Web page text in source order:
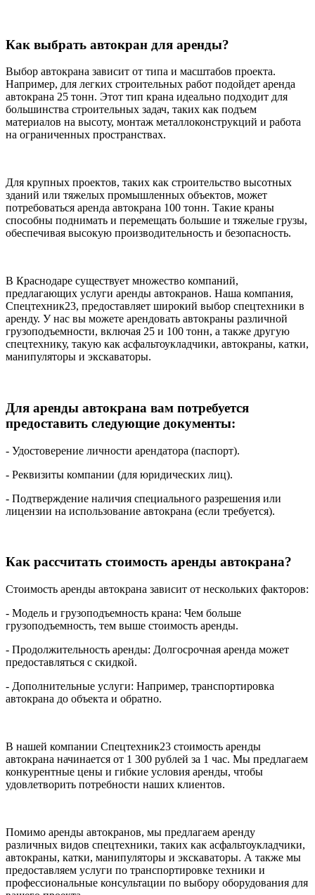
Как выбрать автокран для аренды?
Выбор автокрана зависит от типа и масштабов проекта.
Например, для легких строительных работ подойдет аренда
автокрана 25 тонн. Этот тип крана идеально подходит для
большинства строительных задач, таких как подъем
материалов на высоту, монтаж металлоконструкций и работа
на ограниченных пространствах.
Для крупных проектов, таких как строительство высотных
зданий или тяжелых промышленных объектов, может
потребоваться аренда автокрана 100 тонн. Такие краны
способны поднимать и перемещать большие и тяжелые грузы,
обеспечивая высокую производительность и безопасность.
В Краснодаре существует множество компаний,
предлагающих услуги аренды автокранов. Наша компания,
Спецтехник23, предоставляет широкий выбор спецтехники в
аренду. У нас вы можете арендовать автокраны различной
грузоподъемности, включая 25 и 100 тонн, а также другую
спецтехнику, такую как асфальтоукладчики, автокраны, катки,
манипуляторы и экскаваторы.
Для аренды автокрана вам потребуется
предоставить следующие документы:
- Удостоверение личности арендатора (паспорт).
- Реквизиты компании (для юридических лиц).
- Подтверждение наличия специального разрешения или
лицензии на использование автокрана (если требуется).
Как рассчитать стоимость аренды автокрана?
Стоимость аренды автокрана зависит от нескольких факторов:
- Модель и грузоподъемность крана: Чем больше
грузоподъемность, тем выше стоимость аренды.
- Продолжительность аренды: Долгосрочная аренда может
предоставляться с скидкой.
- Дополнительные услуги: Например, транспортировка
автокрана до объекта и обратно.
В нашей компании Спецтехник23 стоимость аренды
автокрана начинается от 1 300 рублей за 1 час. Мы предлагаем
конкурентные цены и гибкие условия аренды, чтобы
удовлетворить потребности наших клиентов.
Помимо аренды автокранов, мы предлагаем аренду
различных видов спецтехники, таких как асфальтоукладчики,
автокраны, катки, манипуляторы и экскаваторы. А также мы
предоставляем услуги по транспортировке техники и
профессиональные консультации по выбору оборудования для